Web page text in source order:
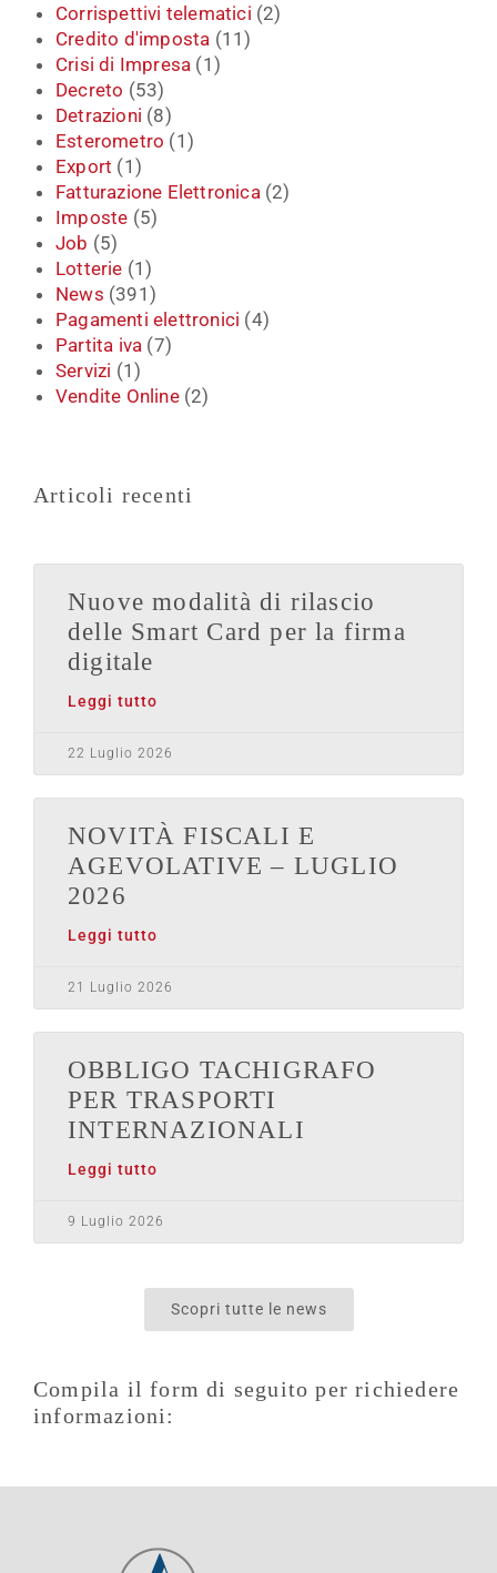
Corrispettivi telematici (2)
Credito d'imposta (11)
Crisi di Impresa (1)
Decreto (53)
Detrazioni (8)
Esterometro (1)
Export (1)
Fatturazione Elettronica (2)
Imposte (5)
Job (5)
Lotterie (1)
News (391)
Pagamenti elettronici (4)
Partita iva (7)
Servizi (1)
Vendite Online(2)
Articoli recenti
Nuove modalità di rilascio
delle Smart Card per la firma
digitale
Leggi tutto
22 Luglio 2026
NOVITÀ FISCALI E
AGEVOLATIVE – LUGLIO
2026
Leggi tutto
21 Luglio 2026
OBBLIGO TACHIGRAFO
PER TRASPORTI
INTERNAZIONALI
Leggi tutto
9 Luglio 2026
Scopri tutte le news
Compila il form di seguito per richiedere
informazioni: